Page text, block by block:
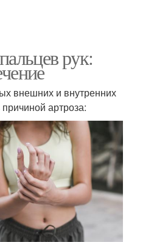
рук:
внешних и внутренних
артроза: